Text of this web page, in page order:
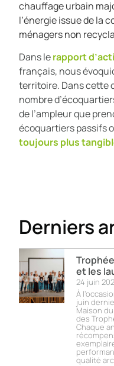
chauffage urbain
l’énergie issue de la
ménagers non
Dans lerapport
français, nous
territoire. Dans cette
nombre
de l’ampleur que
écoquartiers passifs
toujours plus
Derniers
et les
24 juin
À
juin
Maison
des
Chaque
qualité